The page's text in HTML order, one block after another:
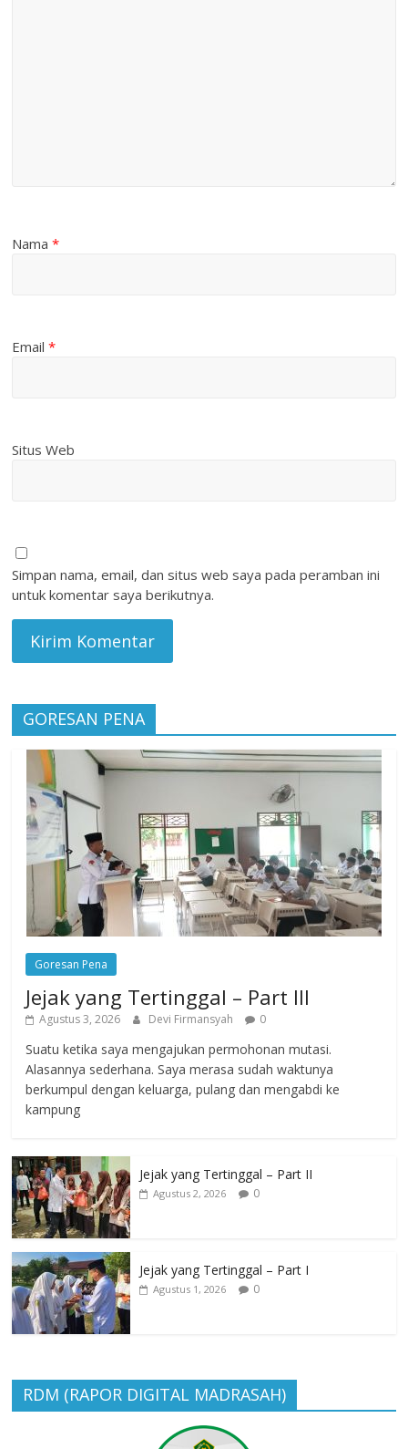
Nama*
Email*
Situs Web
Simpan nama, email, dan situs web saya pada peramban ini
untuk komentar saya berikutnya.
GORESAN PENA
Goresan Pena
Jejak yang Tertinggal – Part III
Agustus 3, 2026 Devi Firmansyah 0
Suatu ketika saya mengajukan permohonan mutasi.
Alasannya sederhana. Saya merasa sudah waktunya
berkumpul dengan keluarga, pulang dan mengabdi ke
kampung
Jejak yang Tertinggal – Part II
Agustus 2, 2026 0
Jejak yang Tertinggal – Part I
Agustus 1, 2026 0
RDM (RAPOR DIGITAL MADRASAH)